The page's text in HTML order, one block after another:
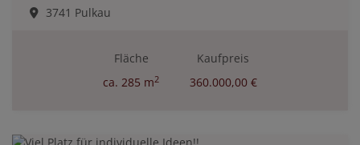
3741 Pulkau
Fläche
ca. 285 m2
Kaufpreis
360.000,00 €